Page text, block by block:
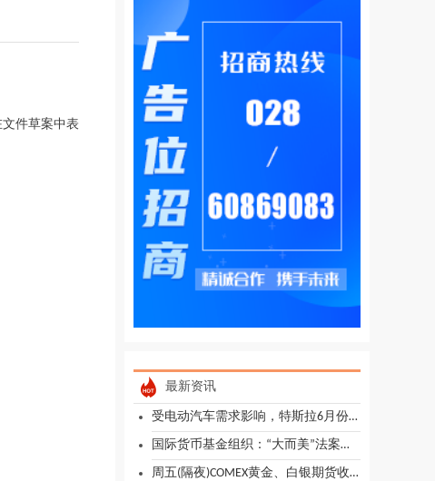
件草案中表
最新资讯
受电动汽车需求影响，特斯拉6月份在英国销量同比增长14%
国际货币基金组织：“大而美”法案将加剧美财政赤字
周五(隔夜)COMEX黄金、白银期货收盘简述